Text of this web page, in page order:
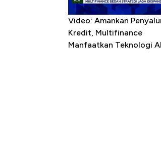
Video: Amankan
Kredit, Multifinance
Manfaatkan Teknologi AI